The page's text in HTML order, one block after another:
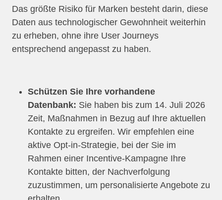
Das größte Risiko für Marken besteht darin, diese
Daten aus technologischer Gewohnheit weiterhin
zu erheben, ohne ihre User Journeys
entsprechend angepasst zu haben.
Schützen Sie Ihre vorhandene
Datenbank: Sie haben bis zum 14. Juli 2026
Zeit, Maßnahmen in Bezug auf Ihre aktuellen
Kontakte zu ergreifen. Wir empfehlen eine
aktive Opt-in-Strategie, bei der Sie im
Rahmen einer Incentive-Kampagne Ihre
Kontakte bitten, der Nachverfolgung
zuzustimmen, um personalisierte Angebote zu